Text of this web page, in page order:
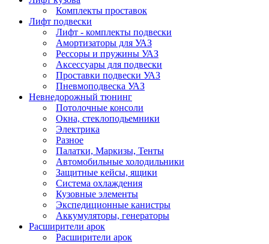
Комплекты проставок
Лифт подвески
Лифт - комплекты подвески
Амортизаторы для УАЗ
Рессоры и пружины УАЗ
Аксессуары для подвески
Проставки подвески УАЗ
Пневмоподвеска УАЗ
Невнедорожный тюнинг
Потолочные консоли
Окна, стеклоподьемники
Электрика
Разное
Палатки, Маркизы, Тенты
Автомобильные холодильники
Защитные кейсы, ящики
Система охлаждения
Кузовные элементы
Экспедиционные канистры
Аккумуляторы, генераторы
Расширители арок
Расширители арок